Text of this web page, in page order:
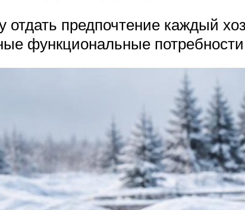
отдать предпочтение каждый
функциональные